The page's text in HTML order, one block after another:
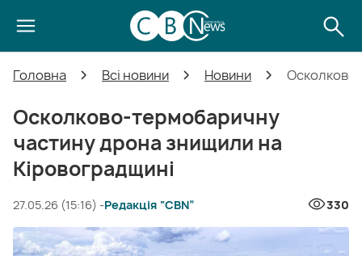
Головна Всі новини Новини
Осколково-термобаричну
частину дрона знищили на
Кіровоградщині
27.05.26 (15:16) -Редакція “CBN” 330